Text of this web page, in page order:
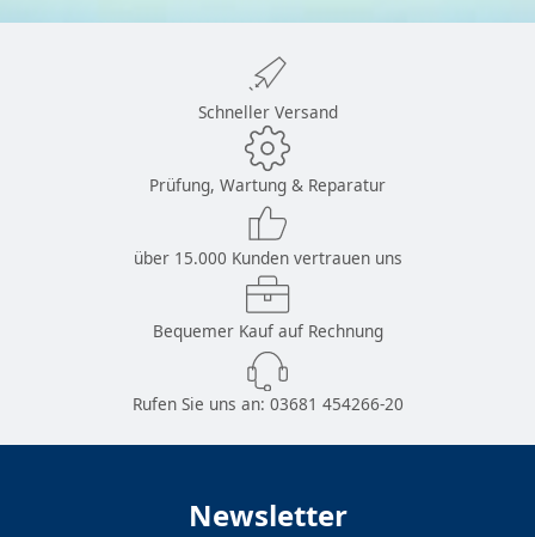
Schneller Versand
Prüfung, Wartung & Reparatur
über 15.000 Kunden vertrauen uns
Bequemer Kauf auf Rechnung
Rufen Sie uns an: 03681 454266-20
Newsletter